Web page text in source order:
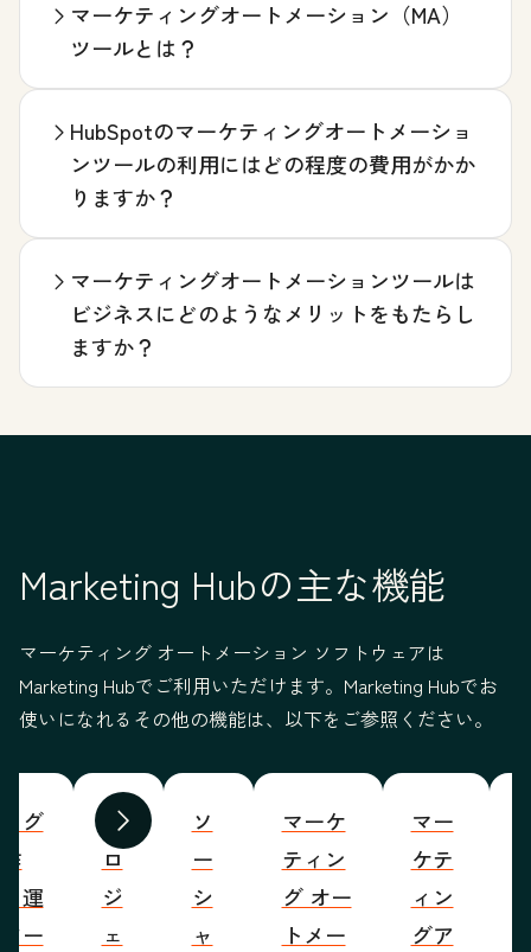
マーケティングオートメーション（MA）
ツールとは？
HubSpotのマーケティングオートメーショ
ンツールの利用にはどの程度の費用がかか
りますか？
マーケティングオートメーションツールは
ビジネスにどのようなメリットをもたらし
ますか？
Marketing Hubの主な機能
マーケティング オートメーション ソフトウェアは
Marketing Hubでご利用いただけます。Marketing Hubでお
使いになれるその他の機能は、以下をご参照ください。
前へ 次へ
グ
運
ー
プ
ロ
ジ
ェ
ソ
ー
シ
ャ
マーケ
ティン
グ オー
トメー
マー
ケテ
ィン
グア